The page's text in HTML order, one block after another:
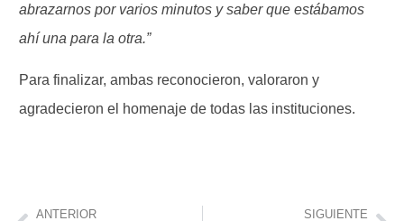
abrazarnos por varios minutos y saber que estábamos
ahí una para la otra.”
Para finalizar, ambas reconocieron, valoraron y
agradecieron el homenaje de todas las instituciones.
ANTERIOR SIGUIENTE